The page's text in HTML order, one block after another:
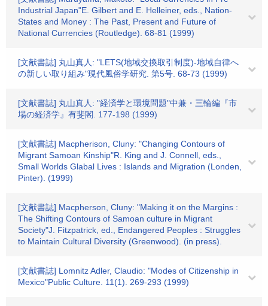
Industrial Japan"E. Gilbert and E. Helleiner, eds., Nation-
States and Money : The Past, Present and Future of
National Currencies (Routledge). 68-81 (1999)
[文献書誌] 丸山真人: "LETS(地域交換取引制度)-地域自律へ
の新しい取り組み"現代風俗学研究. 第5号. 68-73 (1999)
[文献書誌] 丸山真人: "経済学と環境問題"中兼・三輪編『市
場の経済学』有斐閣. 177-198 (1999)
[文献書誌] Macpherison, Cluny: "Changing Contours of
Migrant Samoan Kinship"R. King and J. Connell, eds.,
Small Worlds Glabal Lives : Islands and Migration (Londen,
Pinter). (1999)
[文献書誌] Macpherson, Cluny: "Making it on the Margins :
The Shifting Contours of Samoan culture in Migrant
Society"J. Fitzpatrick, ed., Endangered Peoples : Struggles
to Maintain Cultural Diversity (Greenwood). (in press).
[文献書誌] Lomnitz Adler, Claudio: "Modes of Citizenship in
Mexico"Public Culture. 11(1). 269-293 (1999)